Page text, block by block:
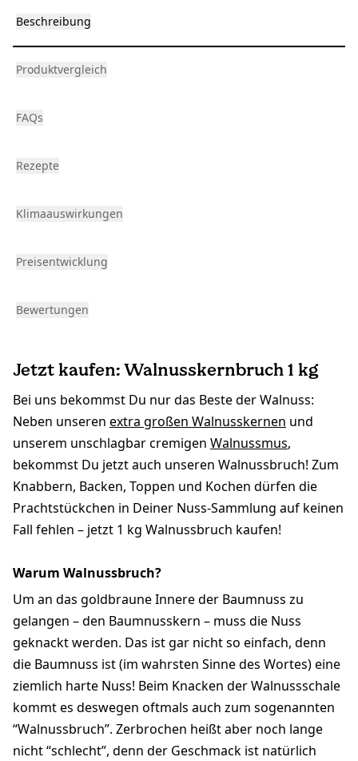
Beschreibung
Produktvergleich
FAQs
Rezepte
Klimaauswirkungen
Preisentwicklung
Bewertungen
Jetzt kaufen: Walnusskernbruch 1 kg
Bei uns bekommst Du nur das Beste der Walnuss:
Neben unseren extra großen Walnusskernen und
unserem unschlagbar cremigen Walnussmus,
bekommst Du jetzt auch unseren Walnussbruch! Zum
Knabbern, Backen, Toppen und Kochen dürfen die
Prachtstückchen in Deiner Nuss-Sammlung auf keinen
Fall fehlen – jetzt 1 kg Walnussbruch kaufen!
Warum Walnussbruch?
Um an das goldbraune Innere der Baumnuss zu
gelangen – den Baumnusskern – muss die Nuss
geknackt werden. Das ist gar nicht so einfach, denn
die Baumnuss ist (im wahrsten Sinne des Wortes) eine
ziemlich harte Nuss! Beim Knacken der Walnussschale
kommt es deswegen oftmals auch zum sogenannten
“Walnussbruch”. Zerbrochen heißt aber noch lange
nicht “schlecht”, denn der Geschmack ist natürlich